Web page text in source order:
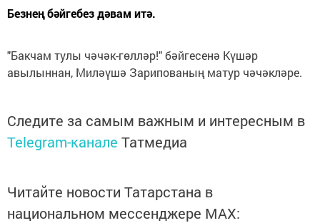
Безнең бәйгебез дәвам итә.
"Бакчам тулы чәчәк-гөлләр!" бәйгесенә Күшәр
авылыннан, Миләүшә Зарипованың матур чәчәкләре.
Следите за самым важным и интересным в
Telegram-канале Татмедиа
Читайте новости Татарстана в
национальном мессенджере MАХ: